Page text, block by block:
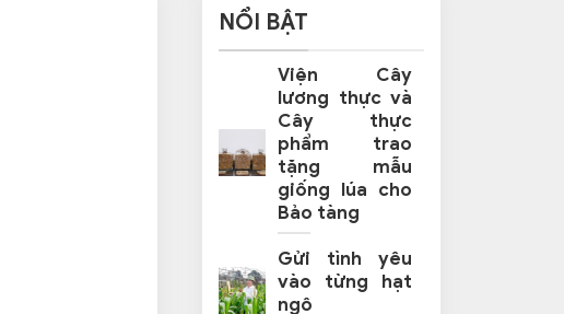
NỔI BẬT
Viện Cây
lương thực và
Cây thực
phẩm trao
tặng mẫu
giống lúa cho
Bảo tàng
Gửi tình yêu
vào từng hạt
ngô